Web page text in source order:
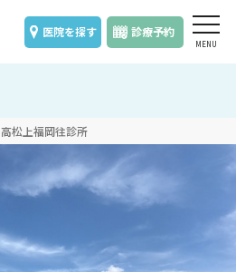
医院を探す 診療予約
高松上福岡往診所